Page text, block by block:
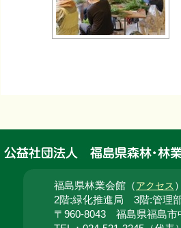
福島県林業会館（ アクセス ）
2階:緑化推進局 3階:管理
〒960-8043 福島県福島市